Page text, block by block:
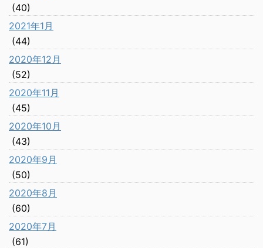
(40)
2021年1月
(44)
2020年12月
(52)
2020年11月
(45)
2020年10月
(43)
2020年9月
(50)
2020年8月
(60)
2020年7月
(61)